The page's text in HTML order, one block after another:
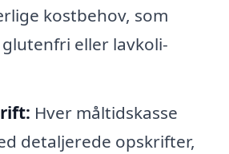
kostbehov, som
eller lavkoli-
Hver måltidskasse
detaljerede opskrifter,